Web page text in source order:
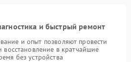
и быстрый ремонт
и опыт позволяют провести
восстановление в кратчайшие
без устройства